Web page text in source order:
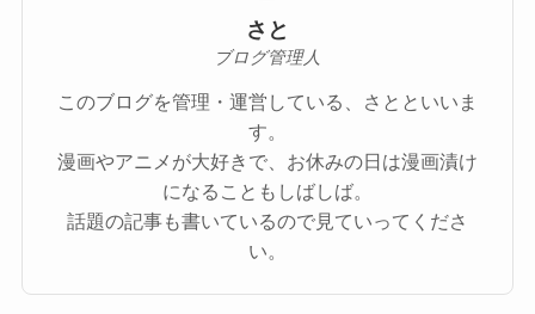
さと
ブログ管理人
このブログを管理・運営している、さとといいま
す。
漫画やアニメが大好きで、お休みの日は漫画漬け
になることもしばしば。
話題の記事も書いているので見ていってくださ
い。